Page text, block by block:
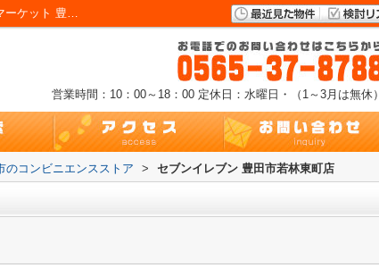
セブンイレブン 豊田市若林東町店情報ページ｜豊田市賃貸マンション・アパート 部屋マーケット 豊田店
営業時間：10：00～18：00 定休日：水曜日・（1～3月は無休）
のコンビニエンスストア > セブンイレブン 豊田市若林東町店